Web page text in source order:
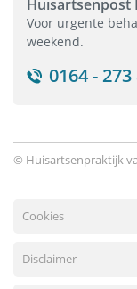
Huisartsenpost
Voor urgente
weekend.
0164 - 273
© Huisartsenpraktijk
Cookies
Disclaimer